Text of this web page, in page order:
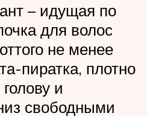
– идущая по
для волос
не менее
пиратка, плотно
и
свободными